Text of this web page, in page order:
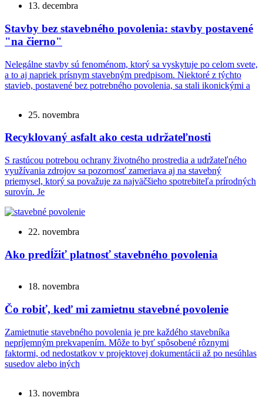
13. decembra
Stavby bez stavebného povolenia: stavby postavené
"na čierno"
Nelegálne stavby sú fenoménom, ktorý sa vyskytuje po celom svete,
a to aj napriek prísnym stavebným predpisom. Niektoré z týchto
stavieb, postavené bez potrebného povolenia, sa stali ikonickými a
25. novembra
Recyklovaný asfalt ako cesta udržateľnosti
S rastúcou potrebou ochrany životného prostredia a udržateľného
využívania zdrojov sa pozornosť zameriava aj na stavebný
priemysel, ktorý sa považuje za najväčšieho spotrebiteľa prírodných
surovín. Je
22. novembra
Ako predĺžiť platnosť stavebného povolenia
18. novembra
Čo robiť, keď mi zamietnu stavebné povolenie
Zamietnutie stavebného povolenia je pre každého stavebníka
nepríjemným prekvapením. Môže to byť spôsobené rôznymi
faktormi, od nedostatkov v projektovej dokumentácii až po nesúhlas
susedov alebo iných
13. novembra